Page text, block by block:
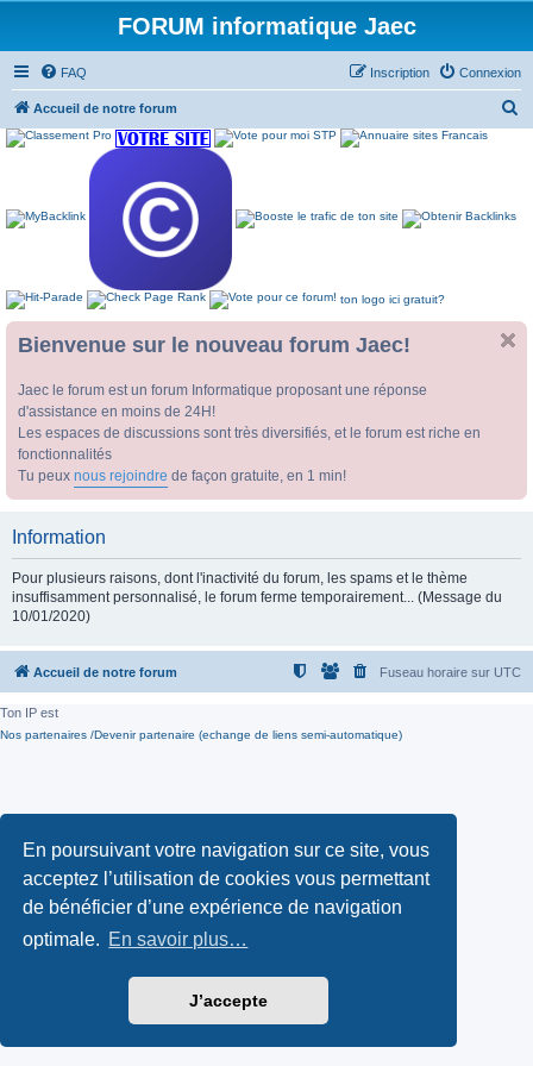
En poursuivant votre navigation sur ce site, vous
acceptez l’utilisation de cookies vous permettant
de bénéficier d’une expérience de navigation
optimale. En savoir plus…
J’accepte
FORUM informatique Jaec
FAQ Connexion
Inscription
Accueil de notre forum
ton logo ici gratuit?
Bienvenue sur le nouveau forum Jaec!
Jaec le forum est un forum Informatique proposant une réponse
d'assistance en moins de 24H!
Les espaces de discussions sont très diversifiés, et le forum est riche en
fonctionnalités
Tu peux nous rejoindre de façon gratuite, en 1 min!
Information
Pour plusieurs raisons, dont l'inactivité du forum, les spams et le thème
insuffisamment personnalisé, le forum ferme temporairement... (Message du
10/01/2020)
Accueil de notre forum Fuseau horaire sur UTC
Ton IP est
Nos partenaires /Devenir partenaire (echange de liens semi-automatique)